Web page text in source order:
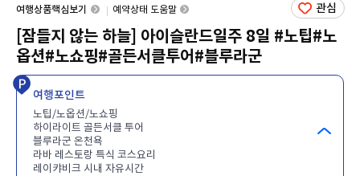
여행상품핵심보기 예약상태 도움말
[잠들지 않는 하늘] 아이슬란드일주 8일 #노팁#노
옵션#노쇼핑#골든서클투어#블루라군
여행포인트
노팁/노옵션/노쇼핑
하이라이트 골든서클 투어
블루라군 온천욕
라바 레스토랑 특식 코스요리
레이캬비크 시내 자유시간
관심